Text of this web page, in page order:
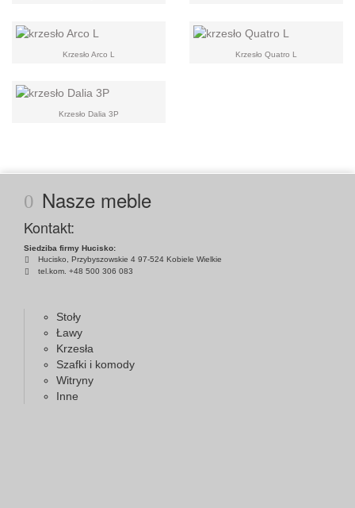
Krzesło Arco L Krzesło Quatro L
Krzesło Dalia 3P
Nasze meble
Kontakt:
Siedziba firmy Hucisko:
Hucisko, Przybyszowskie 4 97-524 Kobiele Wielkie
tel.kom. +48 500 306 083
Stoły
Ławy
Krzesła
Szafki i komody
Witryny
Inne